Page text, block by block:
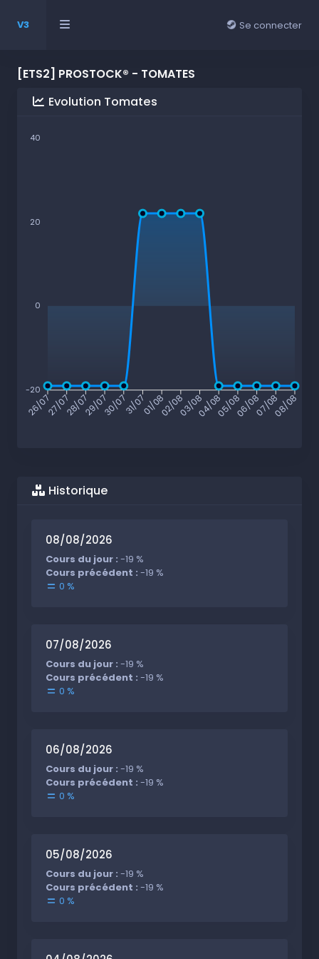
V3 Se connecter
[ETS2] PROSTOCK® - TOMATES
Evolution Tomates
40
20
0
-20
26/0727/0728/0729/0730/0731/0701/0802/0803/0804/0805/0806/0807/0808/08
Historique
08/08/2026
Cours du jour : -19 %
Cours précédent : -19 %
0 %
07/08/2026
Cours du jour : -19 %
Cours précédent : -19 %
0 %
06/08/2026
Cours du jour : -19 %
Cours précédent : -19 %
0 %
05/08/2026
Cours du jour : -19 %
Cours précédent : -19 %
0 %